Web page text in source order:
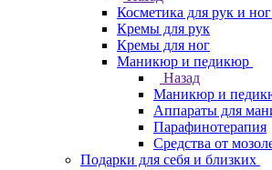
Косметика для рук и ног
Кремы для рук
Кремы для ног
Маникюр и педикюр
Назад
Маникюр и
Аппараты для
Парафинотерапия
Средства от
Подарки для себя и близких